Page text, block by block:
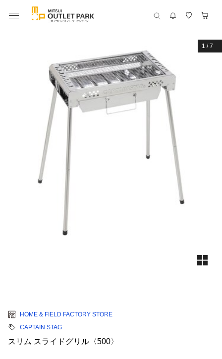
1 /7
HOME & FIELD FACTORY STORE
CAPTAIN STAG
スリム スライドグリル〈500〉